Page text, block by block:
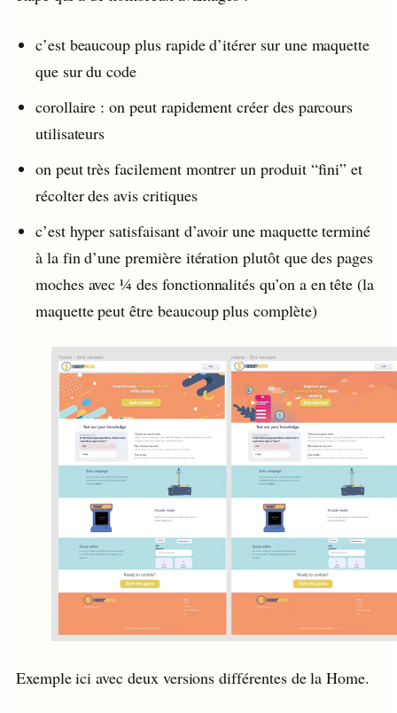
c’est beaucoup plus rapide d’itérer sur une maquette
que sur du code
corollaire : on peut rapidement créer des parcours
utilisateurs
on peut très facilement montrer un produit “fini” et
récolter des avis critiques
c’est hyper satisfaisant d’avoir une maquette terminé
à la fin d’une première itération plutôt que des pages
moches avec ¼ des fonctionnalités qu’on a en tête (la
maquette peut être beaucoup plus complète)
Exemple ici avec deux versions différentes de la Home.